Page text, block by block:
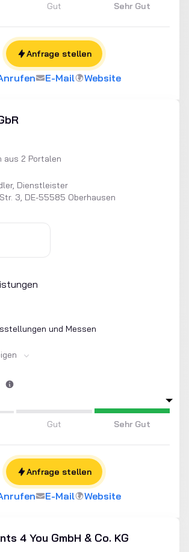
Gut Sehr Gut
E-Mail Website
Anfrage stellen
aus 2 Portalen
Dienstleister
3, DE-55585 Oberhausen
und Messen
Gut Sehr Gut
E-Mail Website
Anfrage stellen
4 You GmbH & Co. KG